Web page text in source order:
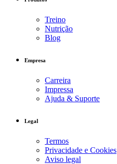
Treino
Nutrição
Blog
Empresa
Carreira
Impressa
Ajuda & Suporte
Legal
Termos
Privacidade e Cookies
Aviso legal